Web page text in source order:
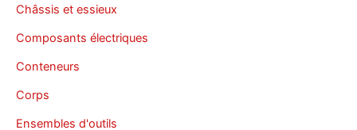
Châssis et essieux
Composants électriques
Conteneurs
Corps
Ensembles d'outils